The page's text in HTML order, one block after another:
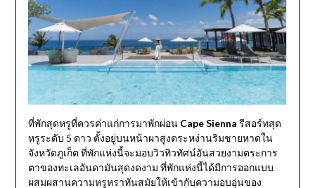
ที่พักสุดหรูที่ควรค่าแก่การมาพักผ่อน Cape Sienna รีสอร์ทสุด
หรูระดับ 5 ดาว ตั้งอยู่บนหน้าผาสูงตระหง่านริมชายหาดใน
จังหวัดภูเก็ต ที่พักแห่งนี้จะมอบวิวทิวทัศน์อันสวยงามตระการ
ตาของทะเลอันดามันสุดงดงาม ที่พักแห่งนี้ได้มีการออกแบบ
ผสมผสานความหรูหราทันสมัยให้เข้ากับความอบอุ่นของ